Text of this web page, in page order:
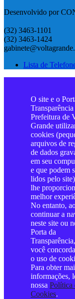
Desenvolvido por
(32) 3463-1101
(32) 3463-1424
Lista de
O site e o
Transparência
Prefeitura de
Grande
cookies
arquivos de
de dados
em seu
e que podem
lidos pelo
lhe
melhor
No entanto,
continuar a
neste site ou
Porta da
Transparência,
você
o uso de
Para obter
informações,
nossa Política
Cookies.